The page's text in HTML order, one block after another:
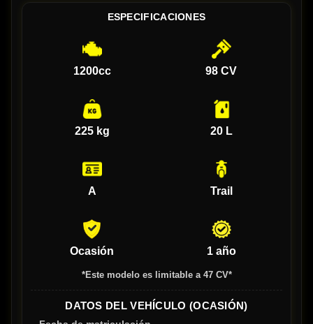
ESPECIFICACIONES
1200cc 98 CV
225 kg 20 L
A Trail
Ocasión 1 año
*Este modelo es limitable a 47 CV*
DATOS DEL VEHÍCULO (OCASIÓN)